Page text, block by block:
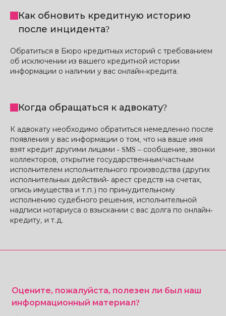
Как обновить кредитную историю
после инцидента?
Обратиться в Бюро кредитных историй с требованием
об исключении из вашего кредитной истории
информации о наличии у вас онлайн-кредита.
Когда обращаться к адвокату?
К адвокату необходимо обратиться немедленно после
появления у вас информации о том, что на ваше имя
взят кредит другими лицами - SMS – сообщение, звонки
коллекторов, открытие государственным/частным
исполнителем исполнительного производства (других
исполнительных действий- арест средств на счетах,
опись имущества и т.п.) по принудительному
исполнению судебного решения, исполнительной
надписи нотариуса о взыскании с вас долга по онлайн-
кредиту, и т.д.
Оцените, пожалуйста, полезен ли был наш
информационный материал?